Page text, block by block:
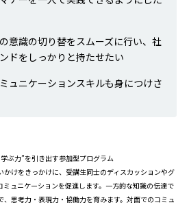
意識の切り替をスムーズに行い、社
ドをしっかりと持たせたい
ュニケーションスキルも身につけさ
ぶ力”を引き出す参加型プログラム
けをきっかけに、受講生同士のディスカッションやグ
ュニケーションを促進します。一方的な知識の伝達で
思考力・表現力・協働力を育みます。対面でのコミュ